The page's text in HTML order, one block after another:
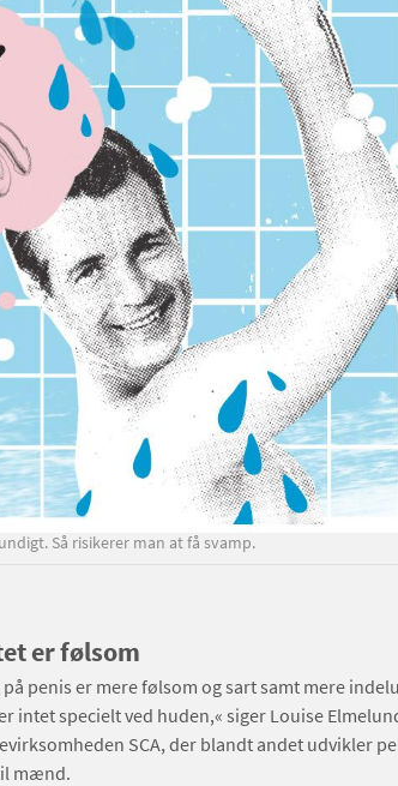
Så risikerer man at få svamp.
er følsom
penis er mere følsom og sart samt mere
intet specielt ved huden,« siger Louise
SCA, der blandt andet udvikler
mænd.